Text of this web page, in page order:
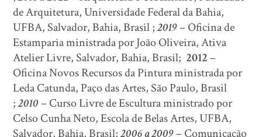
de Arquitetura, Universidade Federal da Bahia,
UFBA, Salvador, Bahia, Brasil ;2019– Oficina de
Estamparia ministrada por João Oliveira, Ativa
Atelier Livre, Salvador, Bahia, Brasil; 2012–
Oficina Novos Recursos da Pintura ministrada por
Leda Catunda, Paço das Artes, São Paulo, Brasil
;2010– Curso Livre de Escultura ministrado por
Celso Cunha Neto, Escola de Belas Artes, UFBA,
Salvador, Bahia, Brasil;2006 a 2009– Comunicação